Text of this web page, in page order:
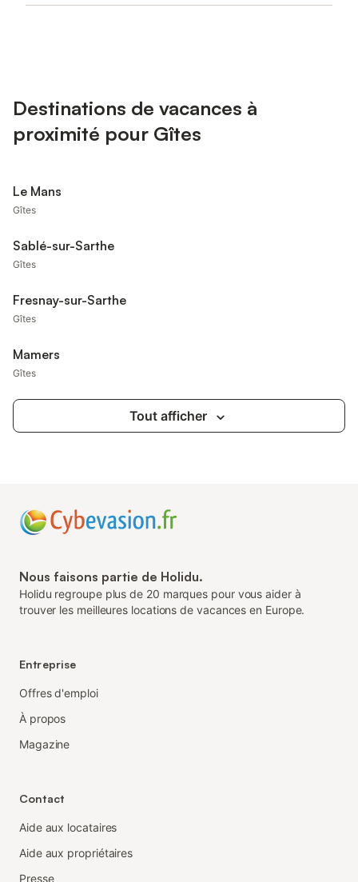
Destinations de vacances à
proximité pour Gîtes
Le Mans
Gîtes
Sablé-sur-Sarthe
Gîtes
Fresnay-sur-Sarthe
Gîtes
Mamers
Gîtes
Tout afficher
Nous faisons partie de Holidu.
Holidu regroupe plus de 20 marques pour vous aider à
trouver les meilleures locations de vacances en Europe.
Entreprise
Offres d'emploi
À propos
Magazine
Contact
Aide aux locataires
Aide aux propriétaires
Presse